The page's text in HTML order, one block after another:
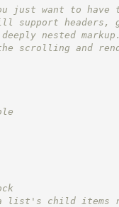
to have
headers,
nested markup.
and
child items